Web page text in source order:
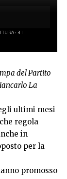
3
del Partito
La
ultimi mesi
regola
in
per la
promosso